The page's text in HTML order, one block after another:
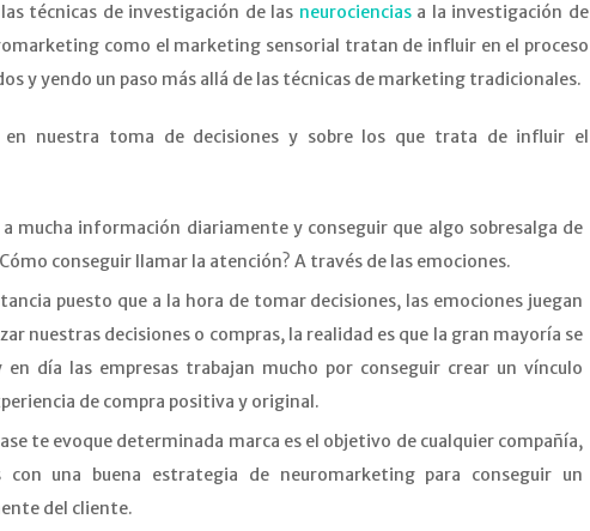
técnicas de investigación de las neurocienciasa la investigación de
como el marketing sensorial tratan de influir en el proceso
y yendo un paso más allá de las técnicas de marketing tradicionales.
en nuestra toma de decisiones y sobre los que trata de influir el
mucha información diariamente y conseguir que algo sobresalga de
conseguir llamar la atención? A través de las emociones.
puesto que a la hora de tomar decisiones, las emociones juegan
nuestras decisiones o compras, la realidad es que la gran mayoría se
día las empresas trabajan mucho por conseguir crear un vínculo
de compra positiva y original.
te evoque determinada marca es el objetivo de cualquier compañía,
una buena estrategia de neuromarketing para conseguir un
del cliente.